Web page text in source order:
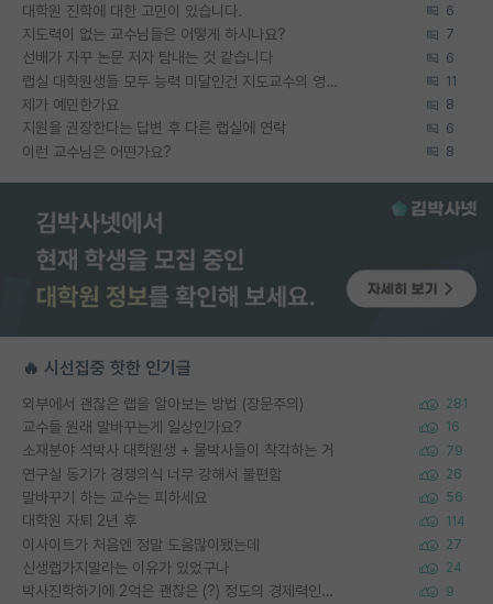
대학원 진학에 대한 고민이 있습니다. 6
지도력이 없는 교수님들은 어떻게 하시나요? 7
선배가 자꾸 논문 저자 탐내는 것 같습니다 6
랩실 대학원생들 모두 능력 미달인건 지도교수의 영향 아닌가? 11
제가 예민한가요 8
지원을 권장한다는 답변 후 다른 랩실에 연락 6
이런 교수님은 어떤가요? 8
🔥 시선집중 핫한 인기글
외부에서 괜찮은 랩을 알아보는 방법 (장문주의) 281
교수들 원래 말바꾸는게 일상인가요? 16
소재분야 석박사 대학원생 + 물박사들이 착각하는 거 79
연구실 동기가 경쟁의식 너무 강해서 불편함 26
말바꾸기 하는 교수는 피하세요 56
대학원 자퇴 2년 후 114
이사이트가 처음엔 정말 도움많이됐는데 27
신생랩가지말라는 이유가 있었구나 24
박사진학하기에 2억은 괜찮은 (?) 정도의 경제력인가요 9